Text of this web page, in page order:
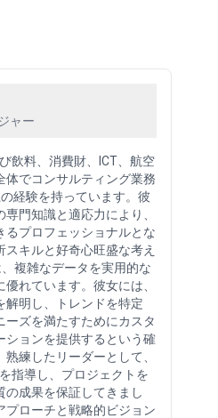
ャー
飲料、消費財、ICT、航空
体でコンサルティング業務
経験を持っています。彼
門知識と適応力により、
るプロフェッショナルとな
スキルと好奇心旺盛な考え
複雑なデータを実用的な
れています。彼女には、
解明し、トレンドを特定
ーズを満たすためにカスタ
ションを提供するという確
練したリーダーとして、
指導し、プロジェクトを
の成果を保証してきまし
プローチと戦略的ビジョン